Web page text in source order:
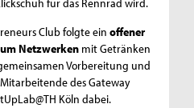
Club folgte einoffener
Netzwerken mit Getränken
Vorbereitung und
des Gateway
Köln dabei.